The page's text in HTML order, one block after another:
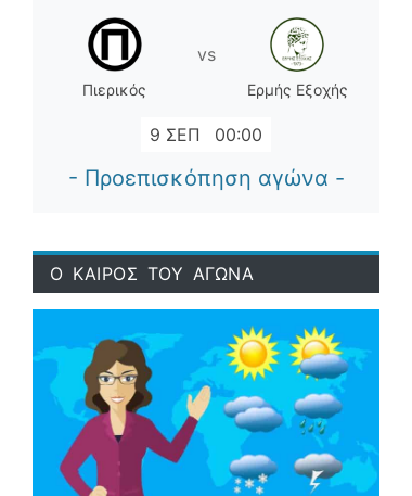
Πιερικός
vs
Ερμής Εξοχής
9 ΣΕΠ 00:00
- Προεπισκόπηση αγώνα -
Ο ΚΑΙΡΟΣ ΤΟΥ ΑΓΩΝΑ